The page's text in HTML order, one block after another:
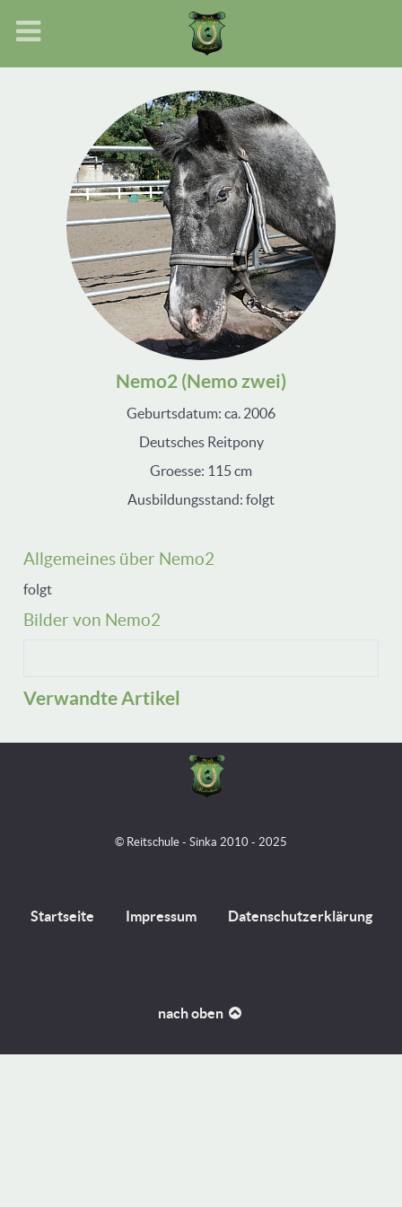
Nemo2 (Nemo zwei)
Geburtsdatum: ca. 2006
Deutsches Reitpony
Groesse: 115 cm
Ausbildungsstand: folgt
Allgemeines über Nemo2
folgt
Bilder von Nemo2
Verwandte Artikel
© Reitschule - Sinka 2010 - 2025
Startseite Impressum Datenschutzerklärung
nach oben